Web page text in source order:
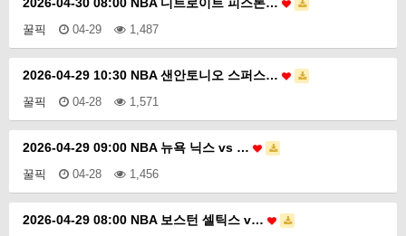
꿀픽 04-29 1,487
2026-04-29 10:30 NBA 샌안토니오 스퍼스…
꿀픽 04-28 1,571
2026-04-29 09:00 NBA 뉴욕 닉스 vs …
꿀픽 04-28 1,456
2026-04-29 08:00 NBA 보스턴 셀틱스 v…